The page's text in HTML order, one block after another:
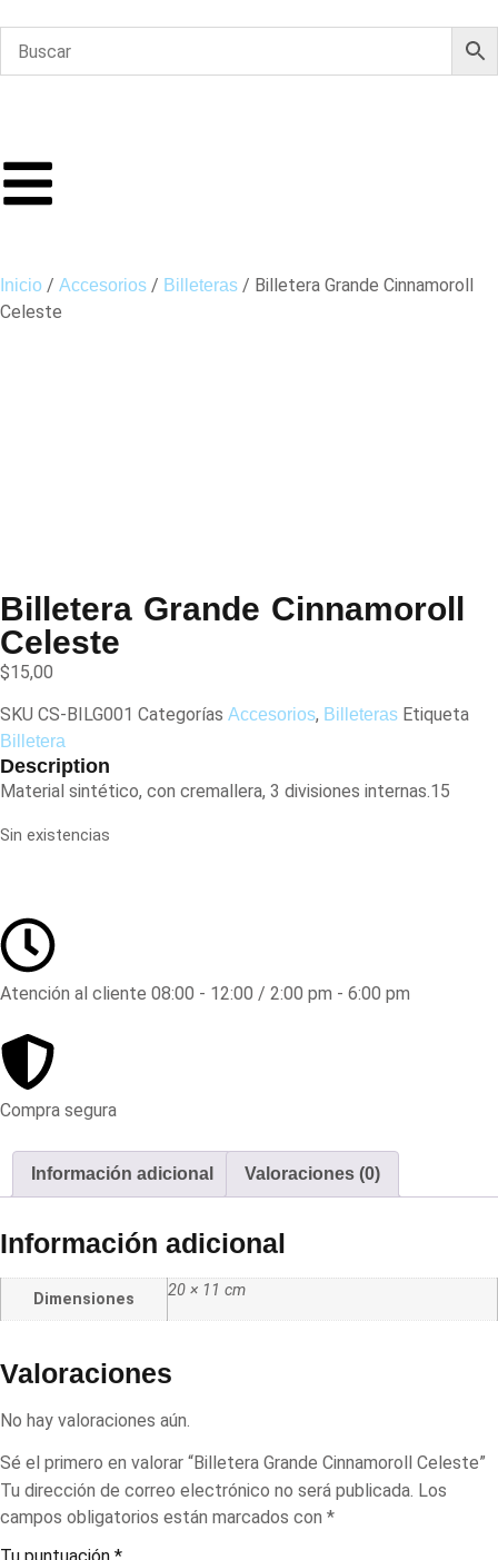
Inicio / Accesorios / Billeteras / Billetera Grande Cinnamoroll
Celeste
Billetera Grande Cinnamoroll
Celeste
$15,00
SKU CS-BILG001 Categorías Accesorios, Billeteras Etiqueta
Billetera
Description
Material sintético, con cremallera, 3 divisiones internas.15
Sin existencias
Atención al cliente 08:00 - 12:00 / 2:00 pm - 6:00 pm
Compra segura
Información adicional Valoraciones (0)
Información adicional
Dimensiones 20 × 11 cm
Valoraciones
No hay valoraciones aún.
Sé el primero en valorar “Billetera Grande Cinnamoroll Celeste”
Tu dirección de correo electrónico no será publicada. Los
campos obligatorios están marcados con *